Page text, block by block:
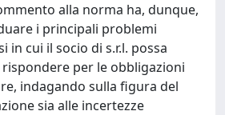
alla norma ha, dunque,
i principali problemi
in cui il socio di s.r.l. possa
per le obbligazioni
indagando sulla figura del
sia alle incertezze